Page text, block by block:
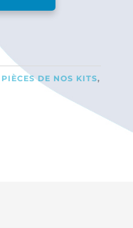
PIÈCES DE NOS KITS,